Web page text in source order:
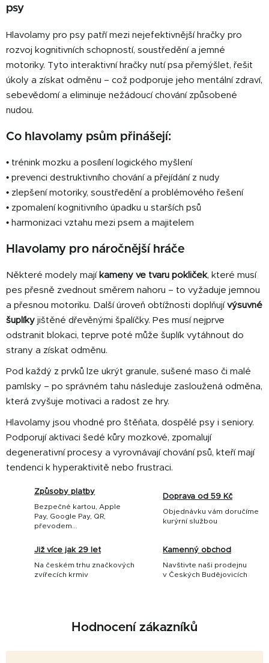
í
p
r
v
v
p
i
s
psy
Hlavolamy pro psy patří mezi nejefektivnější hračky pro
rozvoj kognitivních schopností, soustředění a jemné
motoriky. Tyto interaktivní hračky nutí psa přemýšlet, řešit
úkoly a získat odměnu – což podporuje jeho mentální zdraví,
sebevědomí a eliminuje nežádoucí chování způsobené
nudou.
Co hlavolamy psům přinášejí:
• trénink mozku a posílení logického myšlení
• prevenci destruktivního chování a přejídání z nudy
• zlepšení motoriky, soustředění a problémového řešení
• zpomalení kognitivního úpadku u starších psů
• harmonizaci vztahu mezi psem a majitelem
Hlavolamy pro náročnější hráče
Některé modely mají kameny ve tvaru pokliček, které musí
pes přesně zvednout směrem nahoru – to vyžaduje jemnou
a přesnou motoriku. Další úroveň obtížnosti doplňují výsuvné
šuplíky jištěné dřevěnými špalíčky. Pes musí nejprve
odstranit blokaci, teprve poté může šuplík vytáhnout do
strany a získat odměnu.
Pod každý z prvků lze ukrýt granule, sušené maso či malé
pamlsky – po správném tahu následuje zasloužená odměna,
která zvyšuje motivaci a radost ze hry.
Hlavolamy jsou vhodné pro štěňata, dospělé psy i seniory.
Podporují aktivaci šedé kůry mozkové, zpomalují
degenerativní procesy a vyrovnávají chování psů, kteří mají
tendenci k hyperaktivitě nebo frustraci.
Způsoby platby
Bezpečné kartou, Apple
Pay, Google Pay, QR,
převodem...
Doprava od 59 Kč
Objednávku vám doručíme
kurýrní službou
Již více jak 29 let
Na českém trhu značkových
zvířecích krmiv
Kamenný obchod
Navštivte naši prodejnu
v Českých Budějovicích
Hodnocení zákazníků